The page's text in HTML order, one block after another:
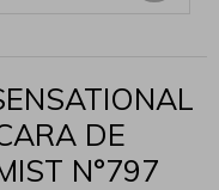
DE
N°797